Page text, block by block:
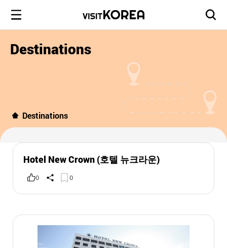
Destinations
Destinations
Hotel New Crown (호텔 뉴크라운)
0 0